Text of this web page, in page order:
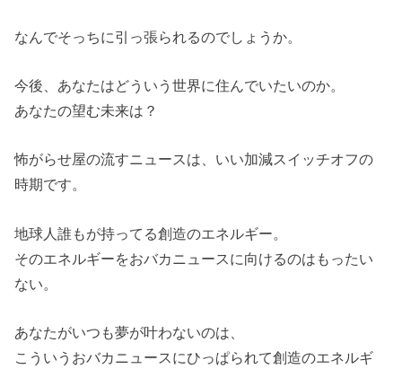
なんでそっちに引っ張られるのでしょうか。
今後、あなたはどういう世界に住んでいたいのか。
あなたの望む未来は？
怖がらせ屋の流すニュースは、いい加減スイッチオフの
時期です。
地球人誰もが持ってる創造のエネルギー。
そのエネルギーをおバカニュースに向けるのはもったい
ない。
あなたがいつも夢が叶わないのは、
こういうおバカニュースにひっぱられて創造のエネルギ